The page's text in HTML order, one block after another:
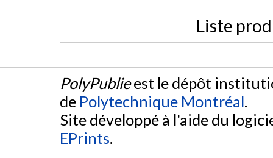
Liste
PolyPublieest le dépôt
de Polytechnique Montréal.
Site développé à l'aide du
EPrints.